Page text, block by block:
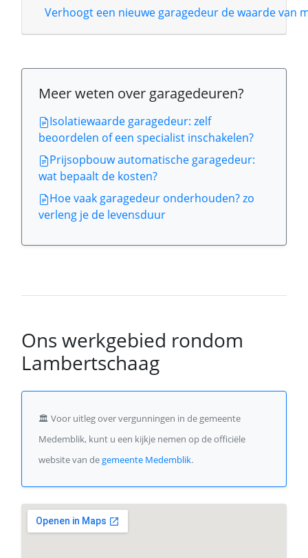
Verhoogt een nieuwe garagedeur de waarde van
Meer weten over garagedeuren?
Isolatiewaarde garagedeur: zelf
beoordelen of een specialist inschakelen?
Prijsopbouw automatische garagedeur:
wat bepaalt de kosten?
Hoe vaak garagedeur onderhouden? zo
verleng je de levensduur
Ons werkgebied rondom
Lambertschaag
🏛️ Voor uitleg over vergunningen in de gemeente
Medemblik, kunt u een kijkje nemen op de officiële
website van degemeente Medemblik.